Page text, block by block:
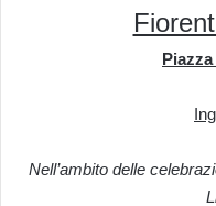
Nell’ambito delle